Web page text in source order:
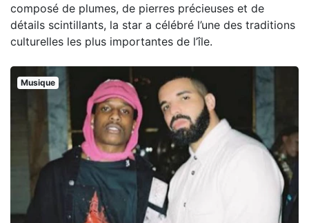
composé de plumes, de pierres précieuses et de
détails scintillants, la star a célébré l’une des traditions
culturelles les plus importantes de l’île.
Musique